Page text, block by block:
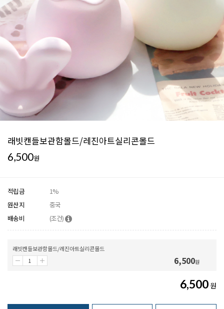
래빗캔들보관함몰드/레진아트실리콘몰드
6,500원
적립금
1%
원산지
중국
배송비
(조건)
래빗캔들보관함몰드/레진아트실리콘몰드
6,500원
6,500 원